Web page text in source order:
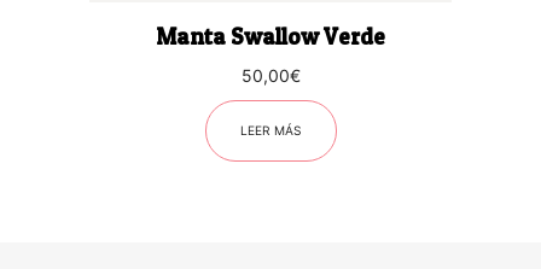
Manta Swallow Verde
50,00€
LEER MÁS